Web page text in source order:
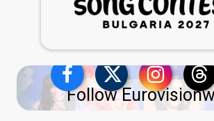
Follow